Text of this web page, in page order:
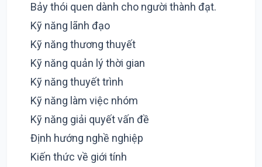
Bảy thói quen dành cho người thành đạt.
Kỹ năng lãnh đạo
Kỹ năng thương thuyết
Kỹ năng quản lý thời gian
Kỹ năng thuyết trình
Kỹ năng làm việc nhóm
Kỹ năng giải quyết vấn đề
Định hướng nghề nghiệp
Kiến thức về giới tính